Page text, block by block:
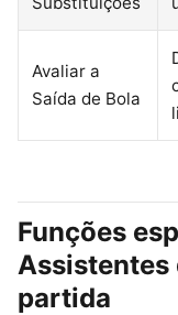
Avaliar a
Saída de Bola
Funções
Assistentes
partida